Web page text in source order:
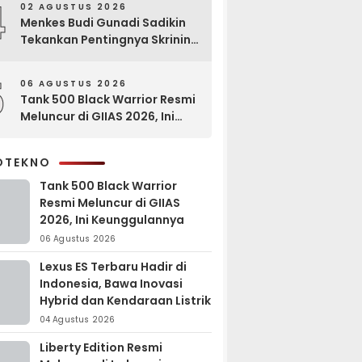
02 AGUSTUS 2026
Menkes Budi Gunadi Sadikin
Tekankan Pentingnya Skrining
06 AGUSTUS 2026
Tank 500 Black Warrior Resmi
Meluncur di GIIAS 2026, Ini
Tank 500 Black Warrior
Resmi Meluncur di GIIAS
2026, Ini Keunggulannya
06 Agustus 2026
Lexus ES Terbaru Hadir di
Indonesia, Bawa Inovasi
Hybrid dan Kendaraan Listrik
04 Agustus 2026
Liberty Edition Resmi